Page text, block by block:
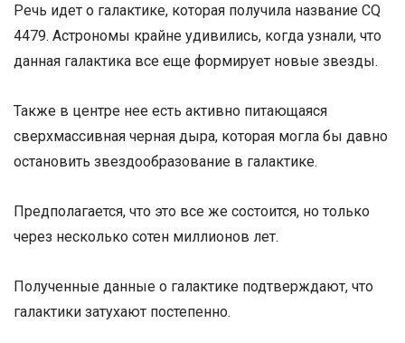
Речь идет о галактике, которая получила название CQ
4479. Астрономы крайне удивились, когда узнали, что
данная галактика все еще формирует новые звезды.
Также в центре нее есть активно питающаяся
сверхмассивная черная дыра, которая могла бы давно
остановить звездообразование в галактике.
Предполагается, что это все же состоится, но только
через несколько сотен миллионов лет.
Полученные данные о галактике подтверждают, что
галактики затухают постепенно.